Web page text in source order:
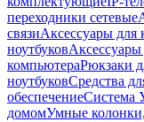
переходники сетевые
связиАксессуары для
ноутбуковАксессуары
компьютераРюкзаки
ноутбуковСредства
обеспечениеСистема
домомУмные